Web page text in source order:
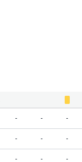
- - -
- - -
- - -